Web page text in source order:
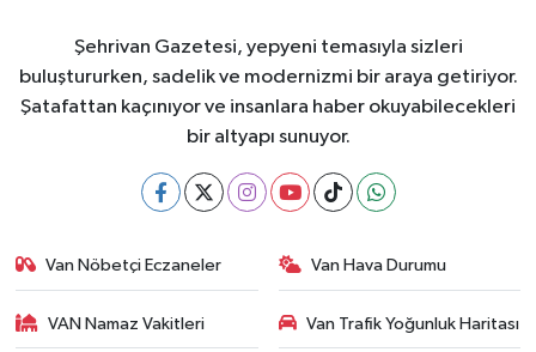
Şehrivan Gazetesi, yepyeni temasıyla sizleri
buluştururken, sadelik ve modernizmi bir araya getiriyor.
Şatafattan kaçınıyor ve insanlara haber okuyabilecekleri
bir altyapı sunuyor.
Van Nöbetçi Eczaneler Van Hava Durumu
VAN Namaz Vakitleri Van Trafik Yoğunluk Haritası